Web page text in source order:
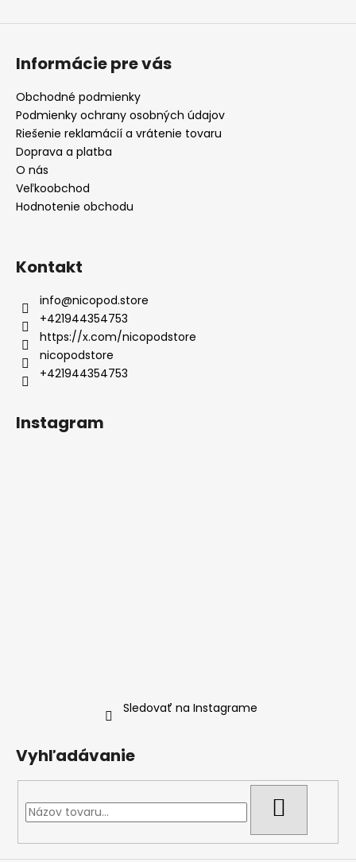
Informácie pre vás
Obchodné podmienky
Podmienky ochrany osobných údajov
Riešenie reklamácií a vrátenie tovaru
Doprava a platba
O nás
Veľkoobchod
Hodnotenie obchodu
Kontakt
info@nicopod.store
+421944354753
https://x.com/nicopodstore
nicopodstore
+421944354753
Instagram
Sledovať na Instagrame
Vyhľadávanie